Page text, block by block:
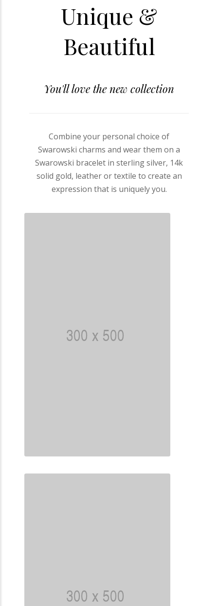
Unique &
Beautiful
You'll love the new collection
Combine your personal choice of
Swarowski charms and wear them on a
Swarowski bracelet in sterling silver, 14k
solid gold, leather or textile to create an
expression that is uniquely you.